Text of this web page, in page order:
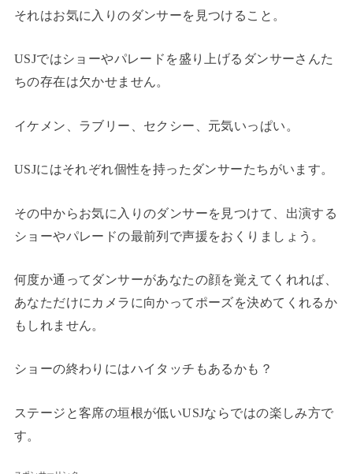
それはお気に入りのダンサーを見つけること。
USJではショーやパレードを盛り上げるダンサーさんた
ちの存在は欠かせません。
イケメン、ラブリー、セクシー、元気いっぱい。
USJにはそれぞれ個性を持ったダンサーたちがいます。
その中からお気に入りのダンサーを見つけて、出演する
ショーやパレードの最前列で声援をおくりましょう。
何度か通ってダンサーがあなたの顔を覚えてくれれば、
あなただけにカメラに向かってポーズを決めてくれるか
もしれません。
ショーの終わりにはハイタッチもあるかも？
ステージと客席の垣根が低いUSJならではの楽しみ方で
す。